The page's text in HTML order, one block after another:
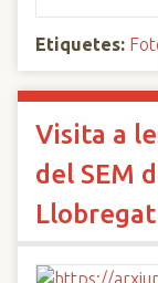
Etiquetes:
Visita a
del SEM
Llobregat